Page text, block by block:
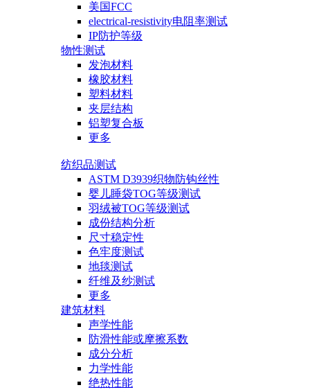
美国FCC
electrical-resistivity电阻率测试
IP防护等级
物性测试
发泡材料
橡胶材料
塑料材料
夹层结构
铝塑复合板
更多
纺织品测试
ASTM D3939织物防钩丝性
婴儿睡袋TOG等级测试
羽绒被TOG等级测试
成份结构分析
尺寸稳定性
色牢度测试
地毯测试
纤维及纱测试
更多
建筑材料
声学性能
防滑性能或摩擦系数
成分分析
力学性能
绝热性能